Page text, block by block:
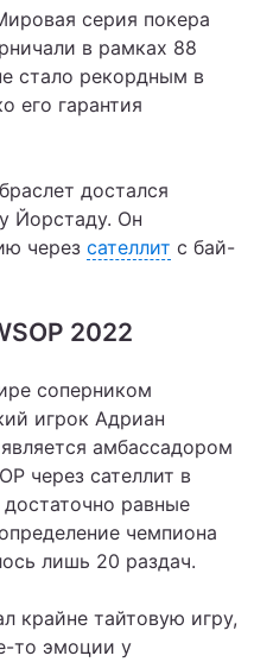
серия покера
в рамках 88
стало рекордным в
его гарантия
достался
Йорстаду. Он
через сателлит с бай-
2022
соперником
игрок Адриан
амбассадором
через сателлит в
равные
чемпиона
лишь 20 раздач.
крайне тайтовую игру,
то эмоции у